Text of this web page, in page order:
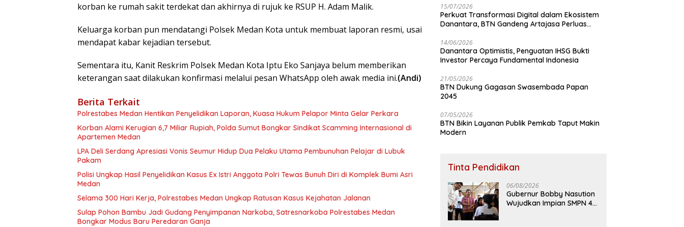
korban ke rumah sakit terdekat dan akhirnya di rujuk ke RSUP H. Adam Malik.
Keluarga korban pun mendatangi Polsek Medan Kota untuk membuat laporan resmi, usai
mendapat kabar kejadian tersebut.
Sementara itu, Kanit Reskrim Polsek Medan Kota Iptu Eko Sanjaya belum memberikan
keterangan saat dilakukan konfirmasi melalui pesan WhatsApp oleh awak media ini.(Andi)
Berita Terkait
Polrestabes Medan Hentikan Penyelidikan Laporan, Kuasa Hukum Pelapor Minta Gelar Perkara
Korban Alami Kerugian 6,7 Miliar Rupiah, Polda Sumut Bongkar Sindikat Scamming Internasional di
Apartemen Medan
LPA Deli Serdang Apresiasi Vonis Seumur Hidup Dua Pelaku Utama Pembunuhan Pelajar di Lubuk
Pakam
Polisi Ungkap Hasil Penyelidikan Kasus Ex Istri Anggota Polri Tewas Bunuh Diri di Komplek Bumi Asri
Medan
Selama 300 Hari Kerja, Polrestabes Medan Ungkap Ratusan Kasus Kejahatan Jalanan
Sulap Pohon Bambu Jadi Gudang Penyimpanan Narkoba, Satresnarkoba Polrestabes Medan
Bongkar Modus Baru Peredaran Ganja
15/07/2026
Perkuat Transformasi Digital dalam Ekosistem
Danantara, BTN Gandeng Artajasa Perluas
14/06/2026
Danantara Optimistis, Penguatan IHSG Bukti
Investor Percaya Fundamental Indonesia
21/05/2026
BTN Dukung Gagasan Swasembada Papan
2045
07/05/2026
BTN Bikin Layanan Publik Pemkab Taput Makin
Modern
Tinta Pendidikan
06/08/2026
Gubernur Bobby Nasution
Wujudkan Impian SMPN 4